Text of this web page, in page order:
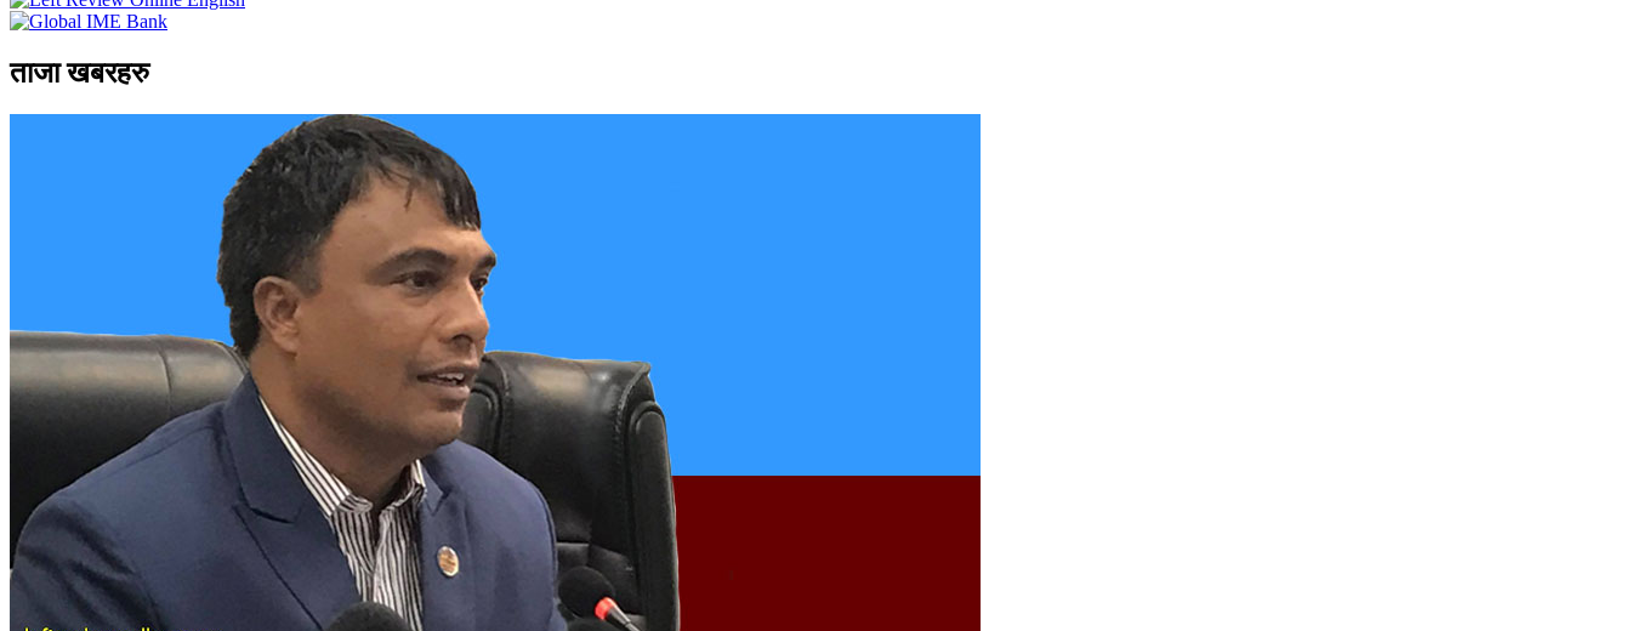
ताजा खबरहरु